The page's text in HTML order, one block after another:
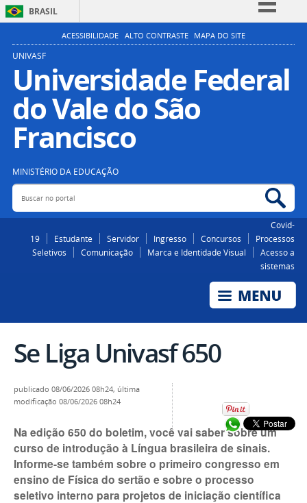
BRASIL
Simplifique!
Participe
Acesso à informação
Legislação
ACESSIBILIDADE ALTO CONTRASTE MAPA DO SITE
UNIVASF
Universidade Federal
do Vale do São
Francisco
MINISTÉRIO DA EDUCAÇÃO
Buscar no portal
Covid-
19
Estudante Servidor Ingresso Concursos
Processos
Seletivos
Comunicação Marca e Identidade Visual
Acesso a
sistemas
Se Liga Univasf 650
Compartilhar no
publicado 08/06/2026 08h24, última
modificação 08/06/2026 08h24
Na edição 650 do boletim, você vai saber sobre um
curso de introdução à Língua brasileira de sinais.
Informe-se também sobre o primeiro congresso em
ensino de Física do sertão e sobre o processo
seletivo interno para projetos de iniciação científica